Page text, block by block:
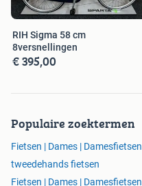
RIH Sigma 58 cm
8versnellingen
€ 395,00
Populaire zoektermen
Fietsen | Dames | Damesfietsen
tweedehands fietsen
Fietsen | Dames | Damesfietsen